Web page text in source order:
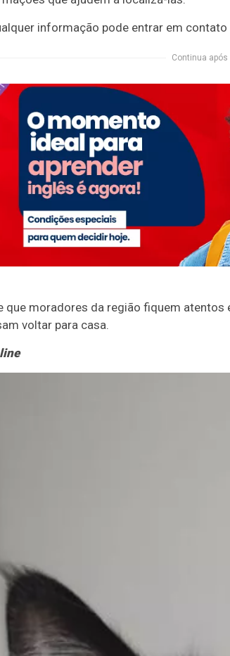
informação pode entrar em
Continua
que moradores da região fiquem
voltar para casa.